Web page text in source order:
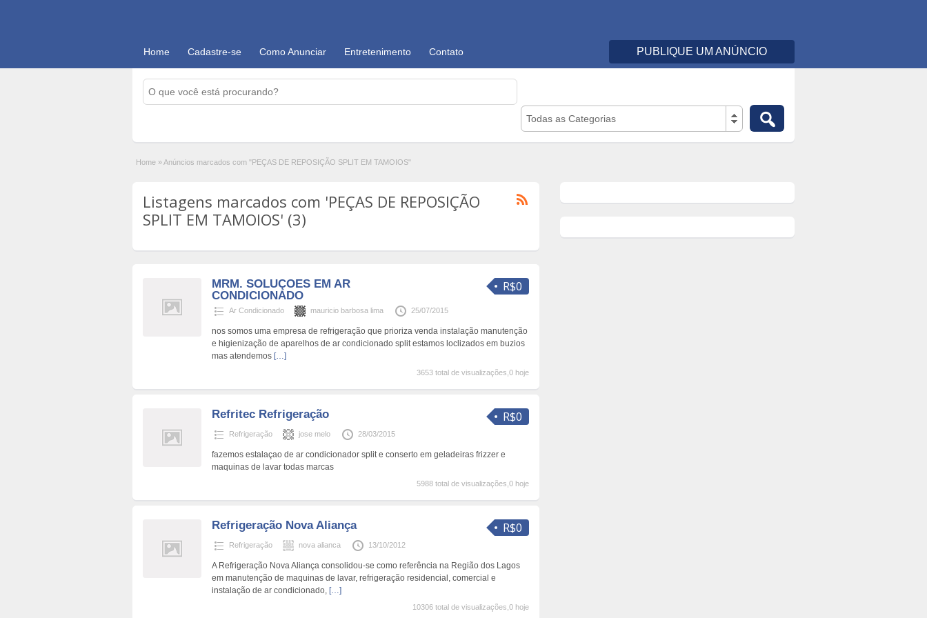
Home Cadastre-se Como Anunciar Entretenimento Contato PUBLIQUE UM ANÚNCIO
Todas as Categorias
Home »Anúncios marcados com "PEÇAS DE REPOSIÇÃO SPLIT EM TAMOIOS"
Listagens marcados com 'PEÇAS DE REPOSIÇÃO
SPLIT EM TAMOIOS' (3)
R$0
MRM. SOLUÇOES EM AR
CONDICIONADO
Ar Condicionado mauricio barbosa lima 25/07/2015
nos somos uma empresa de refrigeração que prioriza venda instalação manutenção
e higienização de aparelhos de ar condicionado split estamos loclizados em buzios
mas atendemos […]
3653 total de visualizações,0 hoje
R$0
Refritec Refrigeração
Refrigeração jose melo 28/03/2015
fazemos estalaçao de ar condicionador split e conserto em geladeiras frizzer e
maquinas de lavar todas marcas
5988 total de visualizações,0 hoje
R$0
Refrigeração Nova Aliança
Refrigeração nova alianca 13/10/2012
A Refrigeração Nova Aliança consolidou-se como referência na Região dos Lagos
em manutenção de maquinas de lavar, refrigeração residencial, comercial e
instalação de ar condicionado, […]
10306 total de visualizações,0 hoje